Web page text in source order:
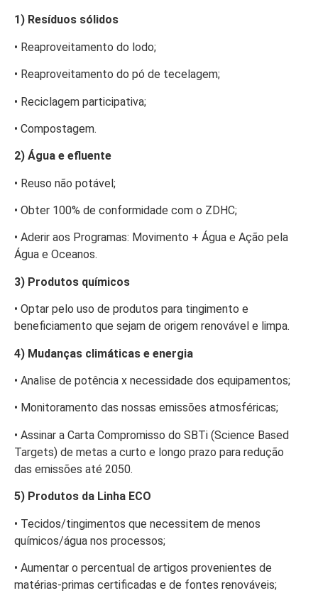
1) Resíduos sólidos
• Reaproveitamento do lodo;
• Reaproveitamento do pó de tecelagem;
• Reciclagem participativa;
• Compostagem.
2) Água e efluente
• Reuso não potável;
• Obter 100% de conformidade com o ZDHC;
• Aderir aos Programas: Movimento + Água e Ação pela
Água e Oceanos.
3) Produtos químicos
• Optar pelo uso de produtos para tingimento e
beneficiamento que sejam de origem renovável e limpa.
4) Mudanças climáticas e energia
• Analise de potência x necessidade dos equipamentos;
• Monitoramento das nossas emissões atmosféricas;
• Assinar a Carta Compromisso do SBTi (Science Based
Targets) de metas a curto e longo prazo para redução
das emissões até 2050.
5) Produtos da Linha ECO
• Tecidos/tingimentos que necessitem de menos
químicos/água nos processos;
• Aumentar o percentual de artigos provenientes de
matérias-primas certificadas e de fontes renováveis;